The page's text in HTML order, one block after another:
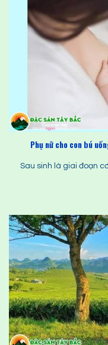
Phụ nữ cho con bú
Sau sinh là giai đoạn